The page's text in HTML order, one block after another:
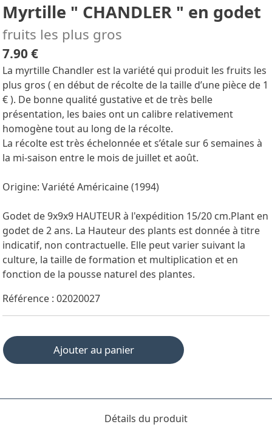
Myrtille " CHANDLER " en godet
fruits les plus gros
7.90 €
La myrtille Chandler est la variété qui produit les fruits les
plus gros ( en début de récolte de la taille d’une pièce de 1
€ ). De bonne qualité gustative et de très belle
présentation, les baies ont un calibre relativement
homogène tout au long de la récolte.
La récolte est très échelonnée et s’étale sur 6 semaines à
la mi-saison entre le mois de juillet et août.
Origine: Variété Américaine (1994)
Godet de 9x9x9 HAUTEUR à l'expédition 15/20 cm.Plant en
godet de 2 ans. La Hauteur des plants est donnée à titre
indicatif, non contractuelle. Elle peut varier suivant la
culture, la taille de formation et multiplication et en
fonction de la pousse naturel des plantes.
Référence : 02020027
Ajouter au panier
Détails du produit